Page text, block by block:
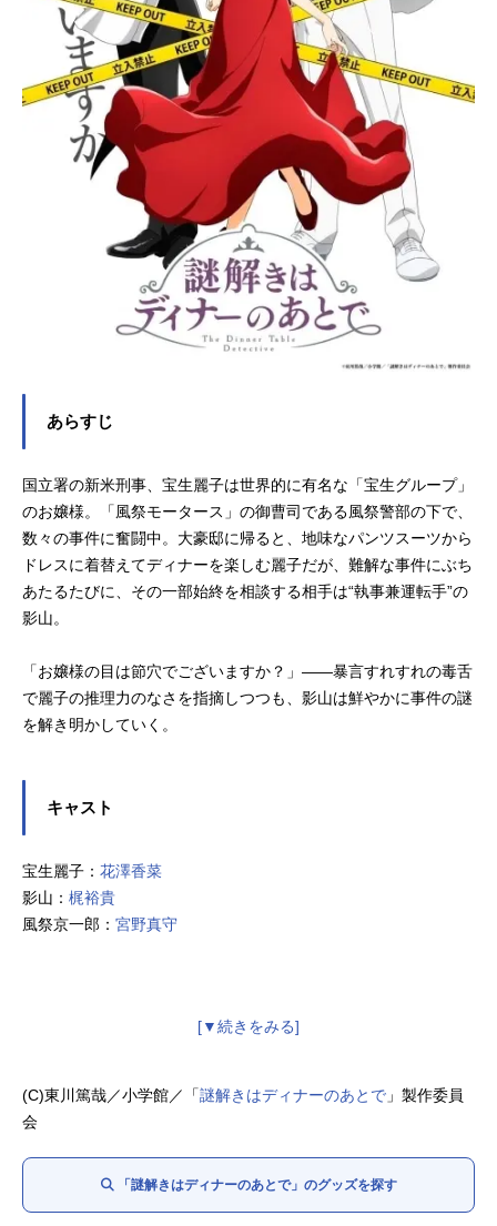
あらすじ
国立署の新米刑事、宝生麗子は世界的に有名な「宝生グループ」
のお嬢様。「風祭モータース」の御曹司である風祭警部の下で、
数々の事件に奮闘中。大豪邸に帰ると、地味なパンツスーツから
ドレスに着替えてディナーを楽しむ麗子だが、難解な事件にぶち
あたるたびに、その一部始終を相談する相手は“執事兼運転手”の
影山。
「お嬢様の目は節穴でございますか？」――暴言すれすれの毒舌
で麗子の推理力のなさを指摘しつつも、影山は鮮やかに事件の謎
を解き明かしていく。
キャスト
宝生麗子： 花澤香菜
影山： 梶裕貴
風祭京一郎： 宮野真守
(C)東川篤哉／小学館／「謎解きはディナーのあとで 」製作委員
会
「謎解きはディナーのあとで」のグッズを探す